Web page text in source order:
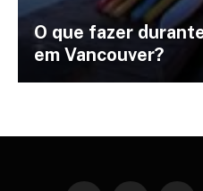
O que fazer
em Vancouver?